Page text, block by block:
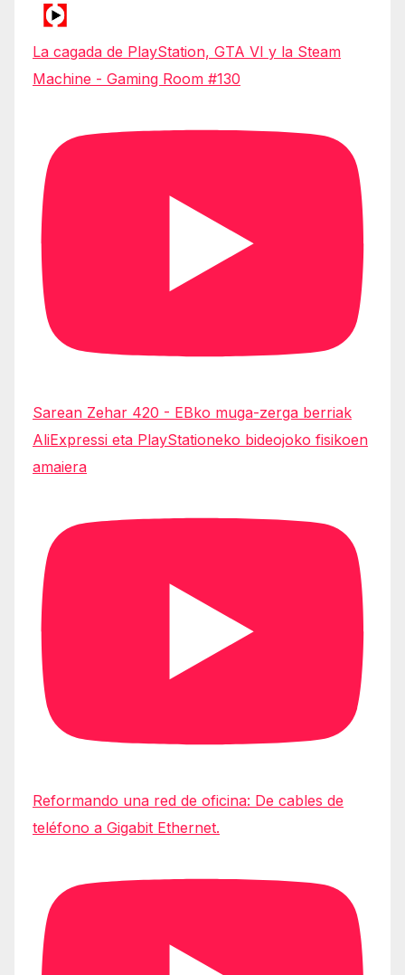
La cagada de PlayStation, GTA VI y la Steam
Machine - Gaming Room #130
Sarean Zehar 420 - EBko muga-zerga berriak
AliExpressi eta PlayStationeko bideojoko fisikoen
amaiera
Reformando una red de oficina: De cables de
teléfono a Gigabit Ethernet.